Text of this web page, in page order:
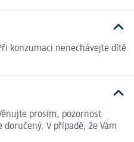
konzumaci nenechávejte dítě
prosím, pozornost
V případě, že Vám